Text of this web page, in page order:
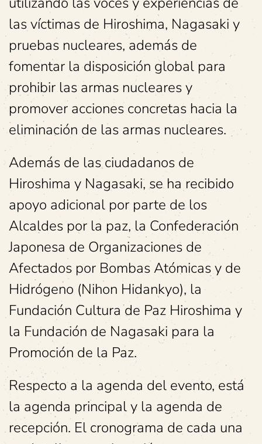
las víctimas de Hiroshima, Nagasaki y
pruebas nucleares, además de
fomentar la disposición global para
prohibir las armas nucleares y
promover acciones concretas hacia la
eliminación de las armas nucleares.
Además de las ciudadanos de
Hiroshima y Nagasaki, se ha recibido
apoyo adicional por parte de los
Alcaldes por la paz, la Confederación
Japonesa de Organizaciones de
Afectados por Bombas Atómicas y de
Hidrógeno (Nihon Hidankyo), la
Fundación Cultura de Paz Hiroshima y
la Fundación de Nagasaki para la
Promoción de la Paz.
Respecto a la agenda del evento, está
la agenda principal y la agenda de
recepción. El cronograma de cada una